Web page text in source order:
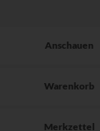
Anschauen
Warenkorb
Merkzettel